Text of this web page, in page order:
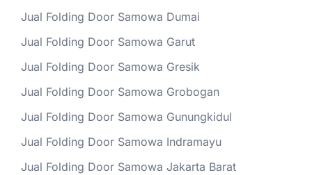
Jual Folding Door Samowa Dumai
Jual Folding Door Samowa Garut
Jual Folding Door Samowa Gresik
Jual Folding Door Samowa Grobogan
Jual Folding Door Samowa Gunungkidul
Jual Folding Door Samowa Indramayu
Jual Folding Door Samowa Jakarta Barat